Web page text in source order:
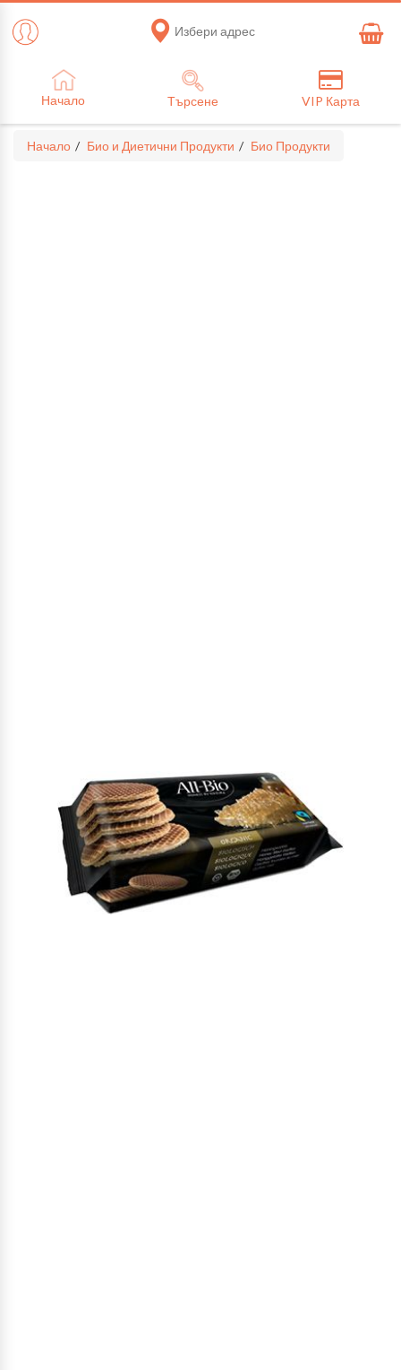
Избери адрес
Начало Търсене VIP Карта
Начало Био и Диетични Продукти Био Продукти